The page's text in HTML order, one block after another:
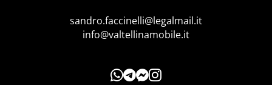
sandro.faccinelli@legalmail.it
info@valtellinamobile.it